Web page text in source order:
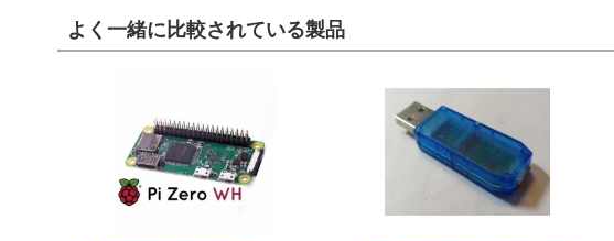
よく一緒に比較されている製品